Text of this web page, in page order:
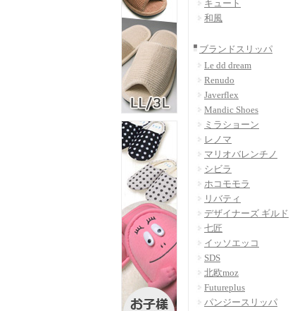
キュート
和風
ブランドスリッパ
Le dd dream
Renudo
Javerflex
Mandic Shoes
ミラショーン
レノマ
マリオバレンチノ
シビラ
ホコモモラ
リバティ
デザイナーズ ギルド
七匠
イッソエッコ
SDS
北欧moz
Futureplus
パンジースリッパ